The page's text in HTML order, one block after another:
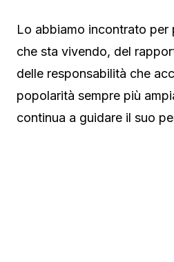
Lo abbiamo incontrato per
che sta vivendo, del
delle responsabilità che
popolarità sempre più
continua a guidare il suo